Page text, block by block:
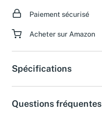
Paiement sécurisé
Acheter sur Amazon
Spécifications
Questions fréquentes